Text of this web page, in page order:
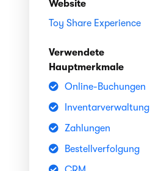
Website
Toy Share Experience
Verwendete
Hauptmerkmale
Online-Buchungen
Inventarverwaltung
Zahlungen
Bestellverfolgung